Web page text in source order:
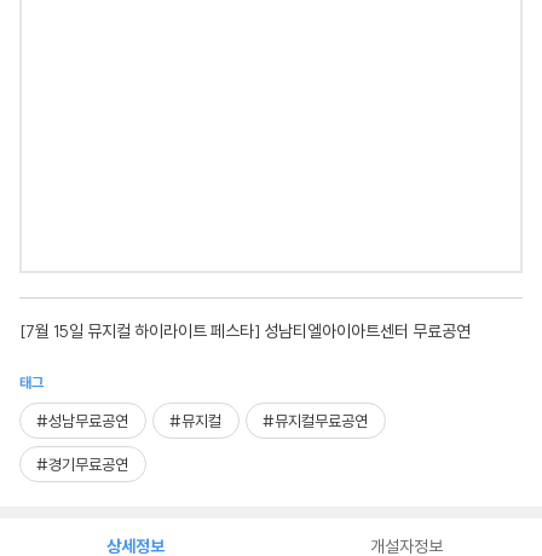
[7월 15일 뮤지컬 하이라이트 페스타] 성남티엘아이아트센터 무료공연
태그
#성남무료공연 #뮤지컬 #뮤지컬무료공연
#경기무료공연
상세정보 개설자정보